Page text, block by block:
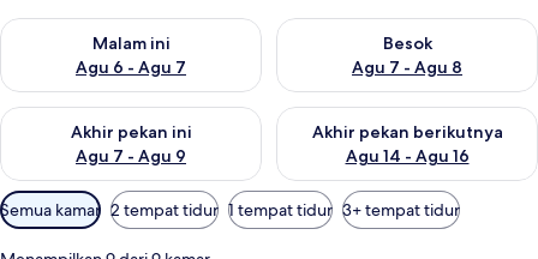
Malam ini
Agu 6 - Agu 7
Periksa ketersediaan untuk malam ini Agu 6 - Agu 7
Besok
Agu 7 - Agu 8
Periksa ketersediaan untuk
Akhir pekan ini
Agu 7 - Agu 9
Periksa ketersediaan untuk akhir pekan ini Agu 7 - Agu 9
Akhir pekan berikutnya
Agu 14 - Agu 16
Periksa ketersediaan untuk
Filter
tersedia
untuk
Semua kamar 2 tempat tidur 1 tempat tidur 3+ tempat tidur